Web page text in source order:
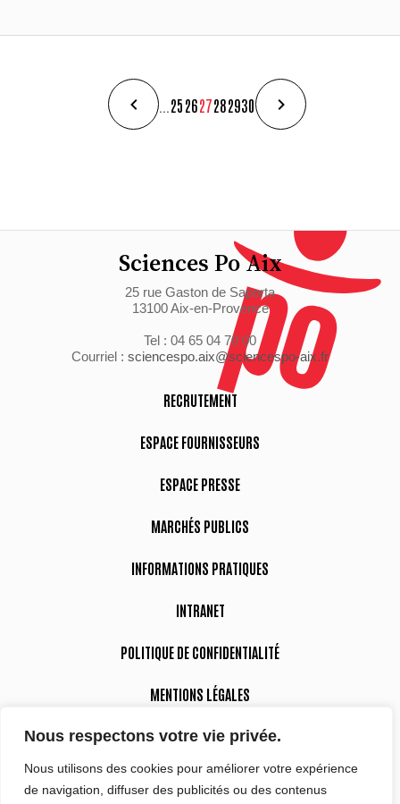
Nous respectons votre vie privée.
Nous utilisons des cookies pour améliorer votre expérience
de navigation, diffuser des publicités ou des contenus
252627282930
Sciences Po Aix
25 rue Gaston de Saporta
13100 Aix-en-Provence
Tel : 04 65 04 70 00
Courriel : sciencespo.aix@sciencespo-aix.fr
RECRUTEMENT
ESPACE FOURNISSEURS
ESPACE PRESSE
MARCHÉS PUBLICS
INFORMATIONS PRATIQUES
INTRANET
POLITIQUE DE CONFIDENTIALITÉ
MENTIONS LÉGALES
DÉCLARATION D’ACCESSIBILITÉ